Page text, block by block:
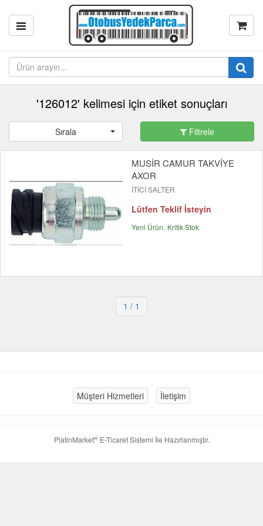
'126012' kelimesi için etiket sonuçları
Sırala Filtrele
MUSİR CAMUR TAKVİYE
AXOR
İTİCİ SALTER
Lütfen Teklif İsteyin
Yeni Ürün Kritik Stok
1 / 1
Müşteri Hizmetleri İletişim
PlatinMarket®E-Ticaret Sistemi İle Hazırlanmıştır.